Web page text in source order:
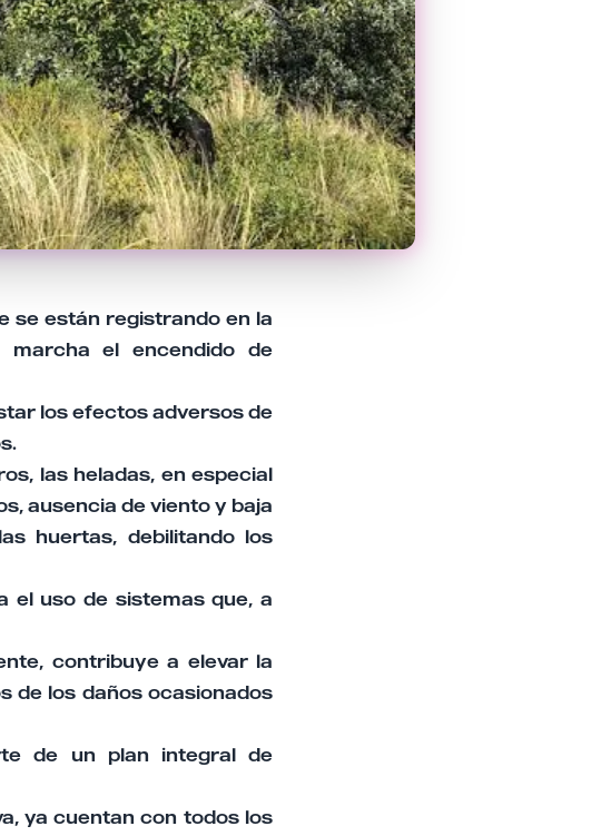
se están registrando en la
el encendido de
los efectos adversos de
las heladas, en especial
ausencia de viento y baja
huertas, debilitando los
el uso de sistemas que, a
contribuye a elevar la
de los daños ocasionados
de un plan integral de
ya cuentan con todos los